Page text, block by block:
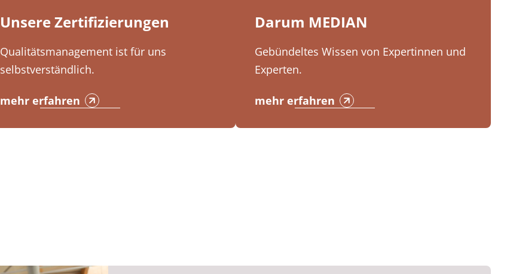
Unsere Zertifizierungen
Qualitätsmanagement ist für uns
selbstverständlich.
mehr erfahren
Darum MEDIAN
Gebündeltes Wissen von Expertinnen und
Experten.
mehr erfahren